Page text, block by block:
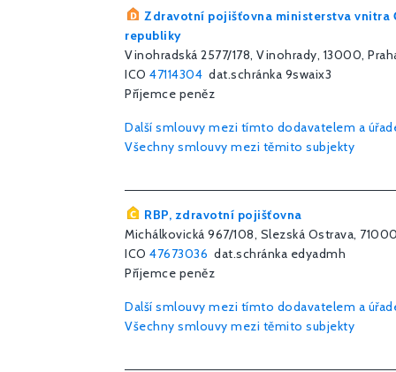
Zdravotní pojišťovna ministerstva vnitra
republiky
Vinohradská 2577/178, Vinohrady, 13000,
ICO 47114304 dat.schránka 9swaix3
Příjemce peněz
Další smlouvy mezi tímto dodavatelem a
Všechny smlouvy mezi těmito subjekty
RBP, zdravotní pojišťovna
Michálkovická 967/108, Slezská Ostrava,
ICO 47673036 dat.schránka edyadmh
Příjemce peněz
Další smlouvy mezi tímto dodavatelem a
Všechny smlouvy mezi těmito subjekty